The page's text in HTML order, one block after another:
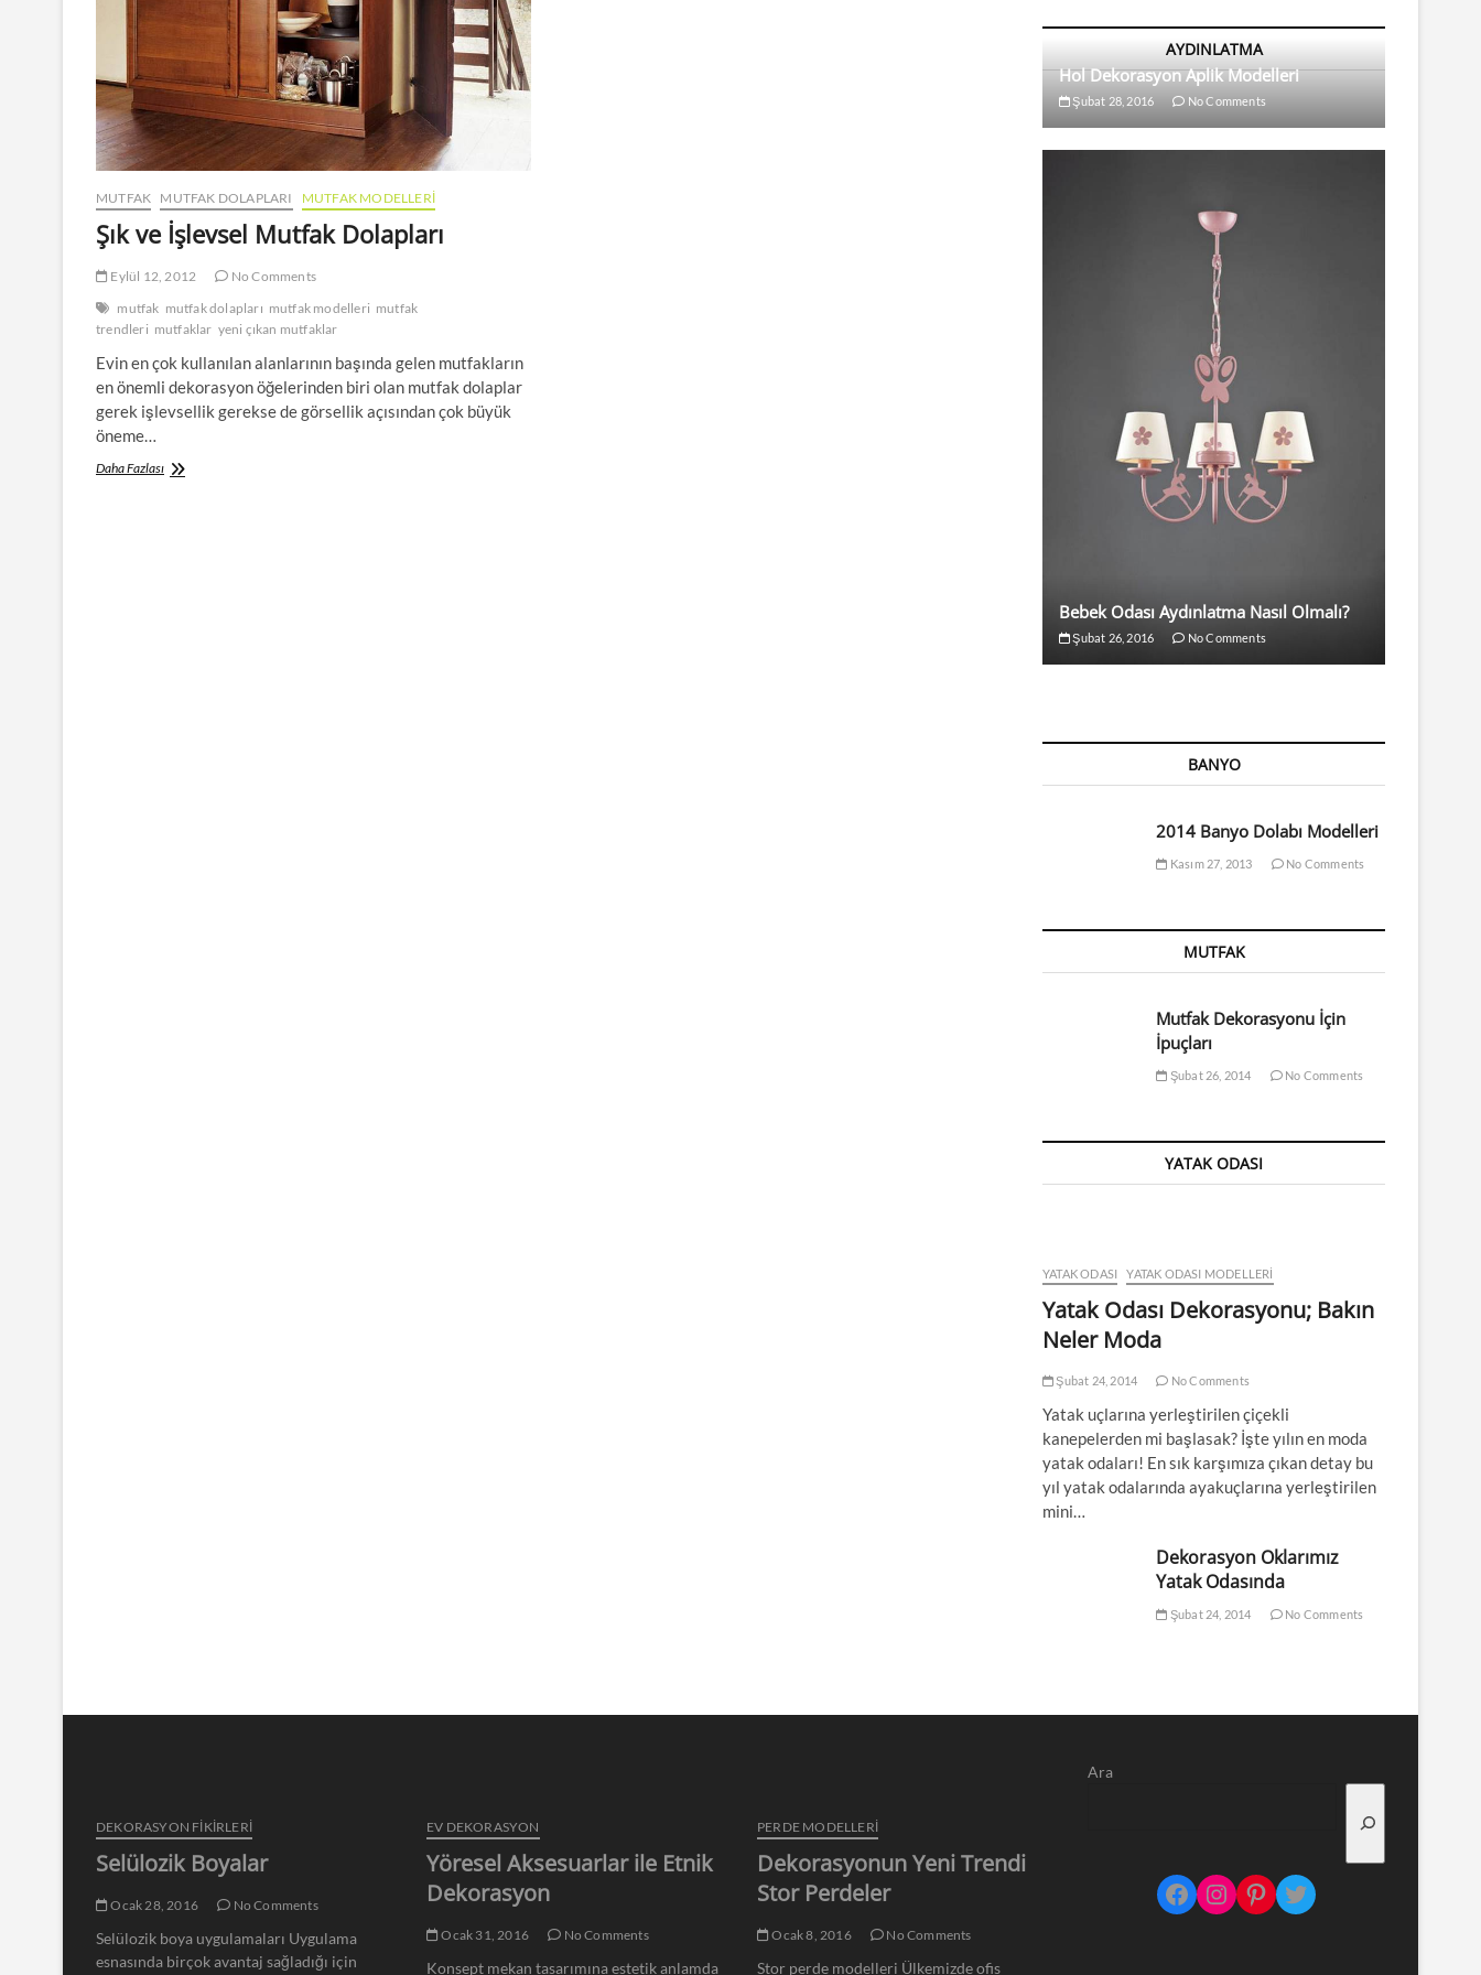
MUTFAK MUTFAK DOLAPLARI MUTFAK MODELLERI
Şık ve İşlevsel Mutfak Dolapları
Eylül 12, 2012
No Comments
mutfak mutfak dolapları mutfak modelleri mutfak
trendleri mutfaklar yeni çıkan mutfaklar
Evin en çok kullanılan alanlarının başında gelen mutfakların
en önemli dekorasyon öğelerinden biri olan mutfak dolaplar
gerek işlevsellik gerekse de görsellik açısından çok büyük
öneme…
Daha FazlasıŞık
AYDINLATMA
Hol Dekorasyon Aplik Modelleri
Şubat 28, 2016 No Comments
Bebek Odası Aydınlatma Nasıl Olmalı?
Şubat 26, 2016 No Comments
BANYO
2014 Banyo Dolabı Modelleri
Kasım 27, 2013 No Comments
MUTFAK
Mutfak Dekorasyonu İçin
İpuçları
Şubat 26, 2014 No Comments
YATAK ODASI
YATAK ODASI YATAK ODASI MODELLERI
Yatak Odası Dekorasyonu; Bakın
Neler Moda
Şubat 24, 2014 No Comments
Yatak uçlarına yerleştirilen çiçekli
kanepelerden mi başlasak? İşte yılın en moda
yatak odaları! En sık karşımıza çıkan detay bu
yıl yatak odalarında ayakuçlarına yerleştirilen
mini…
Dekorasyon Oklarımız
Yatak Odasında
Şubat 24, 2014 No Comments
DEKORASYON FİKİRLERİ
Selülozik Boyalar
Ocak 28, 2016 No Comments
Selülozik boya uygulamaları Uygulama
esnasında birçok avantaj sağladığı için
EV DEKORASYON
Yöresel Aksesuarlar ile Etnik
Dekorasyon
Ocak 31, 2016 No Comments
Konsept mekan tasarımına estetik anlamda
PERDE MODELLERI
Dekorasyonun Yeni Trendi
Stor Perdeler
Ocak 8, 2016 No Comments
Stor perde modelleri Ülkemizde ofis
Ara
Facebook
Instagram
Pinterest
Twitter